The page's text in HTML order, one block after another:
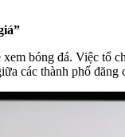
bóng đá. Việc tổ
các thành phố